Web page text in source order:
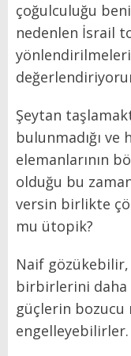
çoğulculuğu
nedenlen İsrail
Şeytan
bulunmadığı
elemanlarının
olduğu bu
versin birlikte
mu ütopik?
Naif
birbirlerini daha
güçlerin bozucu
engelleyebilirler.